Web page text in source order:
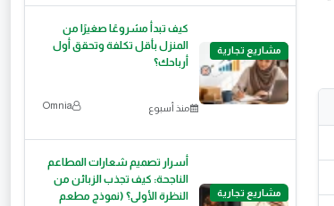
مشاريع تجارية
كيف تبدأ مشروعًا صغيرًا من
المنزل بأقل تكلفة وتحقق أول
أرباحك؟
منذ أسبوع Omnia
مشاريع تجارية
أسرار تصميم شعارات المطاعم
الناجحة: كيف تجذب الزبائن من
النظرة الأولى؟ (نموذج مطعم